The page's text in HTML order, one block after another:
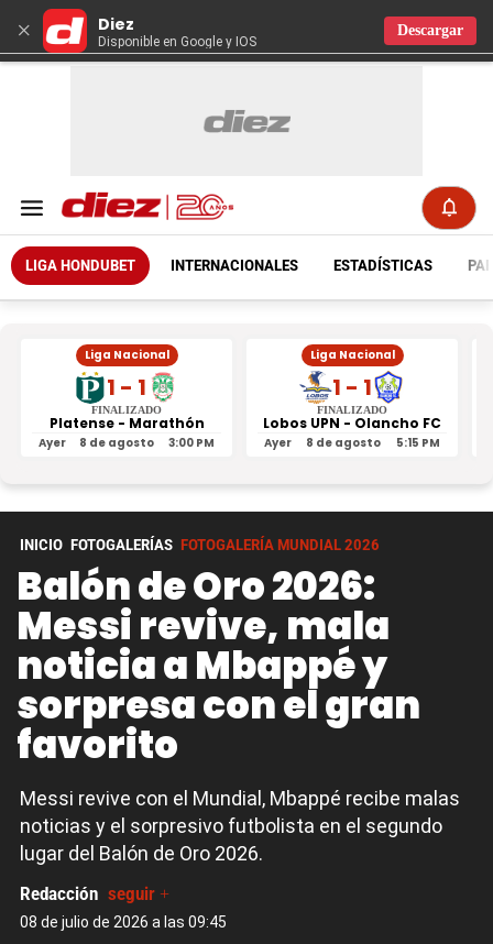
× Diez
Disponible en Google y IOS
Descargar
LIGA HONDUBET INTERNACIONALES ESTADÍSTICAS
Liga Nacional
1 - 1
FINALIZADO
Platense - Marathón
Ayer 8 de agosto 3:00 PM
Liga Nacional
1 - 1
FINALIZADO
Lobos UPN - Olancho FC
Ayer 8 de agosto 5:15 PM
INICIO FOTOGALERÍAS FOTOGALERÍA MUNDIAL 2026
Balón de Oro 2026:
Messi revive, mala
noticia a Mbappé y
sorpresa con el gran
favorito
Messi revive con el Mundial, Mbappé recibe malas
noticias y el sorpresivo futbolista en el segundo
lugar del Balón de Oro 2026.
Redacción seguir +
08 de julio de 2026 a las 09:45